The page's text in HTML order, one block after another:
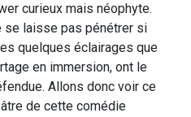
curieux mais néophyte.
se laisse pas pénétrer si
quelques éclairages que
en immersion, ont le
Allons donc voir ce
de cette comédie